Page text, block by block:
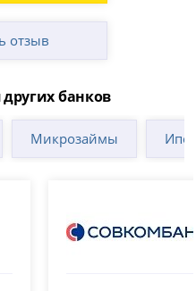
отзыв
банков
Микрозаймы